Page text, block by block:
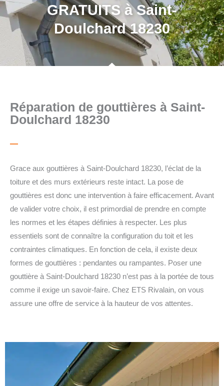
GRATUITS à Saint-
Doulchard 18230
Réparation de gouttières à Saint-
Doulchard 18230
Grace aux gouttières à Saint-Doulchard 18230, l’éclat de la
toiture et des murs extérieurs reste intact. La pose de
gouttières est donc une intervention à faire efficacement. Avant
de valider votre choix, il est primordial de prendre en compte
les normes et les étapes définies à respecter. Les plus
essentiels sont de connaître la configuration du toit et les
contraintes climatiques. En fonction de cela, il existe deux
formes de gouttières : pendantes ou rampantes. Poser une
gouttière à Saint-Doulchard 18230 n’est pas à la portée de tous
comme il exige un savoir-faire. Chez ETS Rivalain, on vous
assure une offre de service à la hauteur de vos attentes.